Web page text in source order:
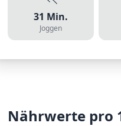
31 Min.
Joggen
Nährwerte pro